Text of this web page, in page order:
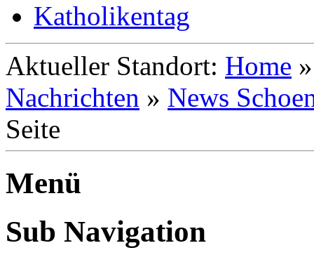
Katholikentag
Aktueller Standort: Home
Nachrichten » News
Seite
Menü
Sub Navigation